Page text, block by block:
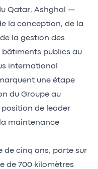
Qatar, Ashghal —
la conception, de la
la gestion des
bâtiments publics au
international
une étape
du Groupe au
de leader
maintenance
de cinq ans, porte sur
de 700 kilomètres